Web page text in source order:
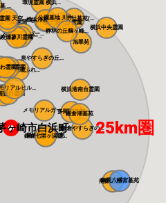
横浜中央霊園
環境霊園 横浜...
朝陽の杜墓苑(...
横浜港南台霊園
メモリアルサン...
旭翠苑
横浜あさひ霊園
横浜浄苑 ふれ...
鎌倉富士見墓苑
鎌倉七里ヶ浜霊...
アルパー...
沢・綾瀬ふれ...
園 永...
恵日霊園
南葉山霊園
鶴岡八幡宮墓苑
...
メモリアルパー...
綾瀬霊園
メモリアルパー...
綾瀬蓼川霊園
ール座間
園 天空...
ーシ...
公園墓地 川井...
リアルヒル...
泉やすらぎの丘...
鎌倉やすらぎの...
多聞院墓苑
霊園
静林の丘鶴ヶ峰...
メモリアルガー...
鎌倉湖墓苑
ヶ崎市白浜町 25km圏